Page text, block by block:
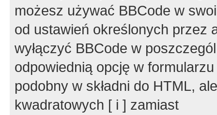
możesz używać BBCode w
od ustawień określonych przez
wyłączyć BBCode w
odpowiednią opcję w
podobny w składni do HTML,
kwadratowych [ i ] zamiast